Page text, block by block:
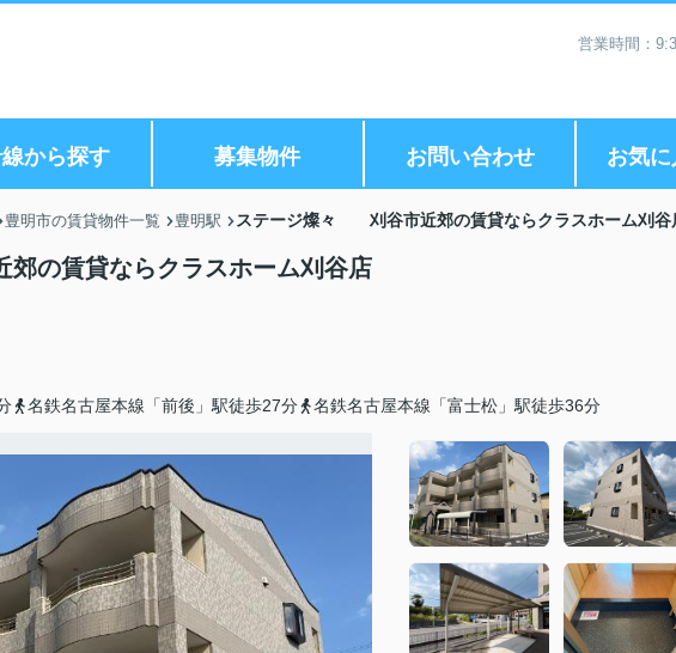
営業時間：
から探す 募集物件 お問い合わせ お気
豊明市の賃貸物件一覧 豊明駅 ステージ燦々 刈谷市近郊の賃貸ならクラスホーム刈谷
の賃貸ならクラスホーム刈谷店
名鉄名古屋本線「前後」駅徒歩27分 名鉄名古屋本線「富士松」駅徒歩36分